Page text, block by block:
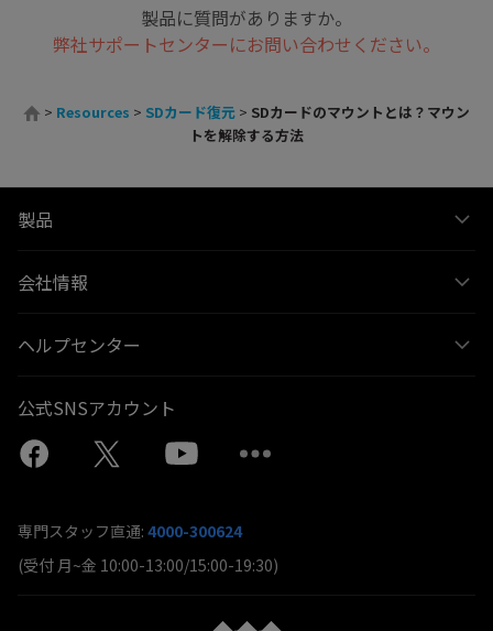
製品に質問がありますか。
弊社サポートセンターにお問い合わせください。
> Resources > SDカード復元 > SDカードのマウントとは？マウン
トを解除する方法
製品
会社情報
ヘルプセンター
公式SNSアカウント
専門スタッフ直通: 4000-300624
(受付 月~金 10:00-13:00/15:00-19:30)